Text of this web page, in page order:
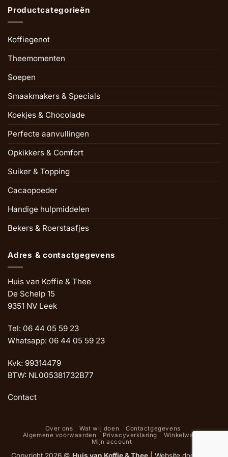
Productcategorieën
Koffiegenot
Theemomenten
Soepen
Smaakmakers & Specials
Koekjes & Chocolade
Perfecte aanvullingen
Opkikkers & Comfort
Suiker & Topping
Cacaopoeder
Handige hulpmiddelen
Bekers & Roerstaafjes
Adres & contactgegevens
Huis van Koffie & Thee
De Schelp 15
9351 NV Leek
Tel: 06 44 05 59 23
Whatsapp: 06 44 05 59 23
Kvk: 99314479
BTW: NL005381732B77
Contact
Over ons Wat wij doen
Contactgegevens
Algemene voorwaarden
Privacyverklaring
Winkelwagen
Mijn account